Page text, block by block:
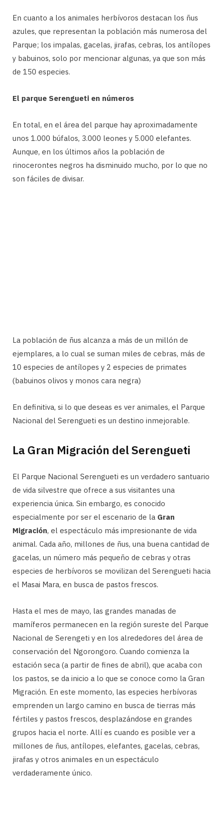
En cuanto a los animales herbívoros destacan los ñus
azules, que representan la población más numerosa del
Parque; los impalas, gacelas, jirafas, cebras, los antílopes
y babuinos, solo por mencionar algunas, ya que son más
de 150 especies.
El parque Serengueti en números
En total, en el área del parque hay aproximadamente
unos 1.000 búfalos, 3.000 leones y 5.000 elefantes.
Aunque, en los últimos años la población de
rinocerontes negros ha disminuido mucho, por lo que no
son fáciles de divisar.
La población de ñus alcanza a más de un millón de
ejemplares, a lo cual se suman miles de cebras, más de
10 especies de antílopes y 2 especies de primates
(babuinos olivos y monos cara negra)
En definitiva, si lo que deseas es ver animales, el Parque
Nacional del Serengueti es un destino inmejorable.
La Gran Migración del Serengueti
El Parque Nacional Serengueti es un verdadero santuario
de vida silvestre que ofrece a sus visitantes una
experiencia única. Sin embargo, es conocido
especialmente por ser el escenario de la Gran
Migración, el espectáculo más impresionante de vida
animal. Cada año, millones de ñus, una buena cantidad de
gacelas, un número más pequeño de cebras y otras
especies de herbívoros se movilizan del Serengueti hacia
el Masai Mara, en busca de pastos frescos.
Hasta el mes de mayo, las grandes manadas de
mamíferos permanecen en la región sureste del Parque
Nacional de Serengeti y en los alrededores del área de
conservación del Ngorongoro. Cuando comienza la
estación seca (a partir de fines de abril), que acaba con
los pastos, se da inicio a lo que se conoce como la Gran
Migración. En este momento, las especies herbívoras
emprenden un largo camino en busca de tierras más
fértiles y pastos frescos, desplazándose en grandes
grupos hacia el norte. Allí es cuando es posible ver a
millones de ñus, antílopes, elefantes, gacelas, cebras,
jirafas y otros animales en un espectáculo
verdaderamente único.